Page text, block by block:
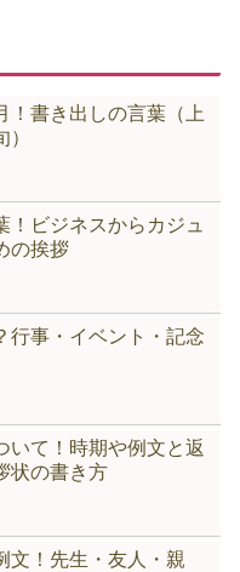
！書き出しの言葉（上
！ビジネスからカジュ
の挨拶
行事・イベント・記念
いて！時期や例文と返
状の書き方
文！先生・友人・親